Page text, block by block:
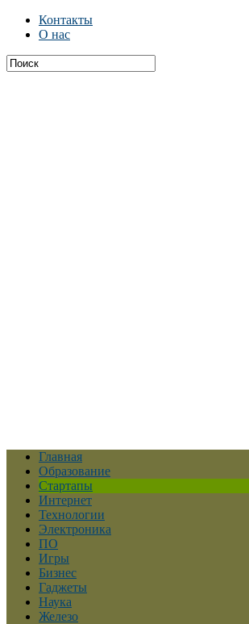
Контакты
О нас
Главная
Образование
Стартапы
Интернет
Технологии
Электроника
ПО
Игры
Бизнес
Гаджеты
Наука
Железо